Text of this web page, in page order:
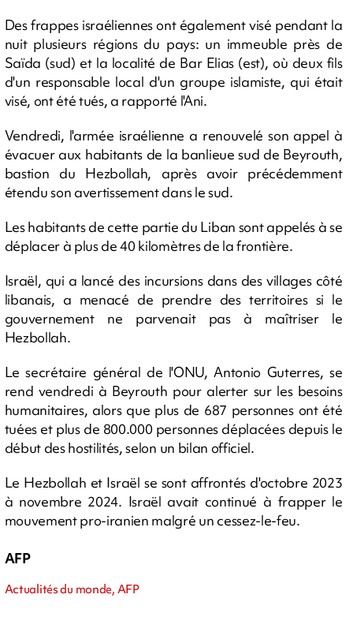
Des frappes israéliennes ont également visé pendant la
nuit plusieurs régions du pays: un immeuble près de
Saïda (sud) et la localité de Bar Elias (est), où deux fils
d'un responsable local d'un groupe islamiste, qui était
visé, ont été tués, a rapporté l'Ani.
Vendredi, l'armée israélienne a renouvelé son appel à
évacuer aux habitants de la banlieue sud de Beyrouth,
bastion du Hezbollah, après avoir précédemment
étendu son avertissement dans le sud.
Les habitants de cette partie du Liban sont appelés à se
déplacer à plus de 40 kilomètres de la frontière.
Israël, qui a lancé des incursions dans des villages côté
libanais, a menacé de prendre des territoires si le
gouvernement ne parvenait pas à maîtriser le
Hezbollah.
Le secrétaire général de l'ONU, Antonio Guterres, se
rend vendredi à Beyrouth pour alerter sur les besoins
humanitaires, alors que plus de 687 personnes ont été
tuées et plus de 800.000 personnes déplacées depuis le
début des hostilités, selon un bilan officiel.
Le Hezbollah et Israël se sont affrontés d'octobre 2023
à novembre 2024. Israël avait continué à frapper le
mouvement pro-iranien malgré un cessez-le-feu.
AFP
Actualités du monde, AFP